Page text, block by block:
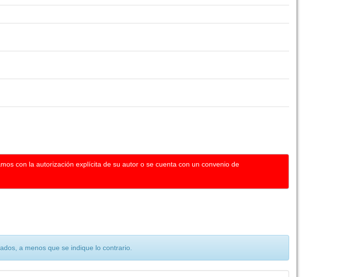
con la autorización explícita de su autor o se cuenta con un convenio de
a menos que se indique lo contrario.